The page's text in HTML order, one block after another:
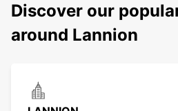
Discover our
around Lannion